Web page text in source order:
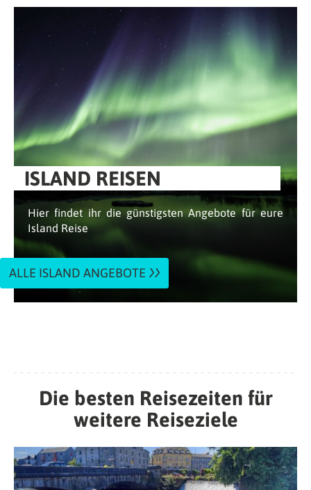
ISLAND REISEN
Hier findet ihr die günstigsten Angebote für eure
Island Reise
ALLE ISLAND ANGEBOTE
Die besten Reisezeiten für
weitere Reiseziele